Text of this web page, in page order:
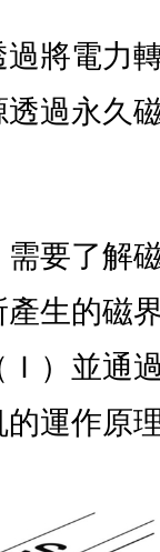
將電力
過永久
要了解
生的磁
）並通
的運作原